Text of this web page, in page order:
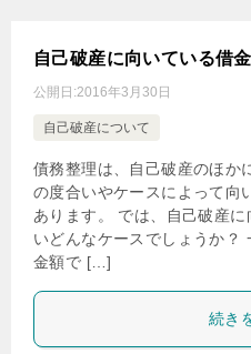
自己破産に向いている借
公開日:2016年3月30日
自己破産について
債務整理は、自己破産のほか
の度合いやケースによって向
あります。 では、自己破産
いどんなケースでしょうか？
金額で […]
続き